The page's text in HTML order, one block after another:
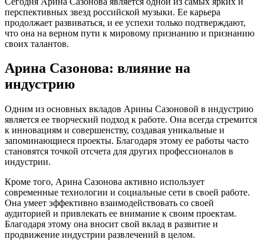
перспективных звезд российской музыки. Ее карьера
продолжает развиваться, и ее успехи только подтверждают,
что она на верном пути к мировому признанию и признанию
своих талантов.
Арина Сазонова: влияние на
индустрию
Одним из основных вкладов Арины Сазоновой в индустрию
является ее творческий подход к работе. Она всегда стремится
к инновациям и совершенству, создавая уникальные и
запоминающиеся проекты. Благодаря этому ее работы часто
становятся точкой отсчета для других профессионалов в
индустрии.
Кроме того, Арина Сазонова активно использует
современные технологии и социальные сети в своей работе.
Она умеет эффективно взаимодействовать со своей
аудиторией и привлекать ее внимание к своим проектам.
Благодаря этому она вносит свой вклад в развитие и
продвижение индустрии развлечений в целом.